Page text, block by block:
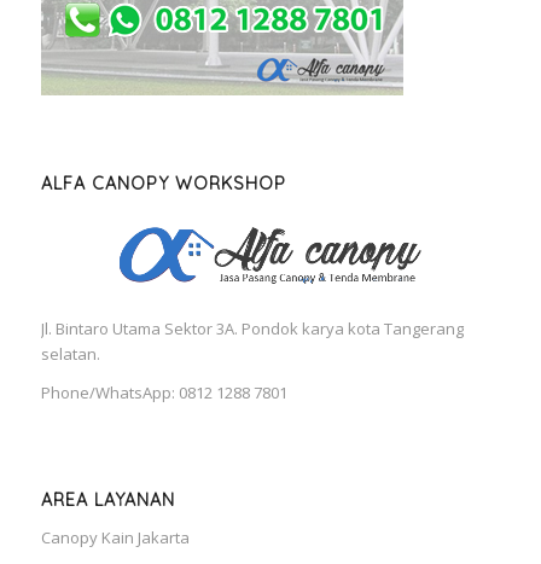
ALFA CANOPY WORKSHOP
Jl. Bintaro Utama Sektor 3A. Pondok karya kota Tangerang
selatan.
Phone/WhatsApp: 0812 1288 7801
AREA LAYANAN
Canopy Kain Jakarta